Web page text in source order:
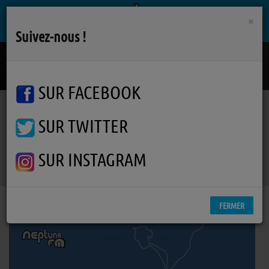
Podcasts Autres interviews
Autres interviews
×
Suivez-nous !
SUR FACEBOOK
SUR TWITTER
SUR INSTAGRAM
FERMER